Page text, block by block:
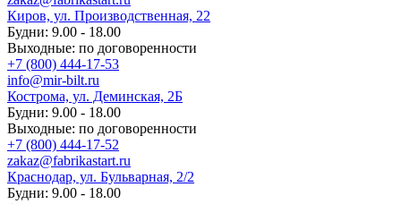
Киров, ул. Производственная, 22
Будни: 9.00 - 18.00
Выходные: по договоренности
+7 (800) 444-17-53
info@mir-bilt.ru
Кострома, ул. Деминская, 2Б
Будни: 9.00 - 18.00
Выходные: по договоренности
+7 (800) 444-17-52
zakaz@fabrikastart.ru
Краснодар, ул. Бульварная, 2/2
Будни: 9.00 - 18.00